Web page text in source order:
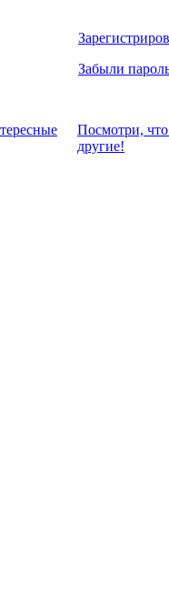
Забыли
Посмотри, что
другие!